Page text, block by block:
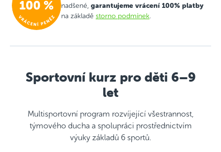
nadšené, garantujeme vrácení 100% platby
na základě storno podmínek
Sportovní kurz pro děti 6–9
let
Multisportovní program rozvíjející všestrannost,
týmového ducha a spolupráci prostřednictvím
výuky základů 6 sportů.